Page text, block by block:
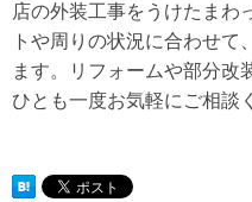
店の外装工事をうけたまわ
トや周りの状況に合わせて
ます。リフォームや部分改
ひとも一度お気軽にご相談